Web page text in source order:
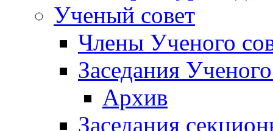
Ученый совет
Члены Ученого
Заседания
Архив
Заседания